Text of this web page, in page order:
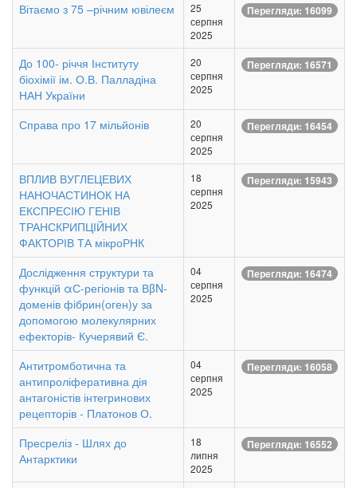
Вітаємо з 75 –річним ювілеєм
25
серпня
2025
Перегляди: 16099
До 100- річчя Інституту
біохімії ім. О.В. Палладіна
НАН України
20
серпня
2025
Перегляди: 16571
Справа про 17 мільйонів
20
серпня
2025
Перегляди: 16454
ВПЛИВ ВУГЛЕЦЕВИХ
НАНОЧАСТИНОК НА
ЕКСПРЕСІЮ ГЕНІВ
ТРАНСКРИПЦІЙНИХ
ФАКТОРІВ ТА мікроРНК
18
серпня
2025
Перегляди: 15943
Дослідження структури та
функцій αС-регіонів та ВβN-
доменів фібрин(оген)у за
допомогою молекулярних
ефекторів- Кучерявий Є.
04
серпня
2025
Перегляди: 16474
Антитромботична та
антипроліферативна дія
антагоністів інтегринових
рецепторів - Платонов О.
04
серпня
2025
Перегляди: 16058
Пресреліз - Шлях до
Антарктики
18
липня
2025
Перегляди: 16552